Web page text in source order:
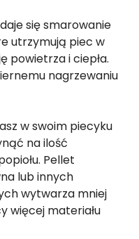
się smarowanie
utrzymują piec w
powietrza i ciepła.
nagrzewaniu
w swoim piecyku
na ilość
Pellet
lub innych
wytwarza mniej
więcej materiału